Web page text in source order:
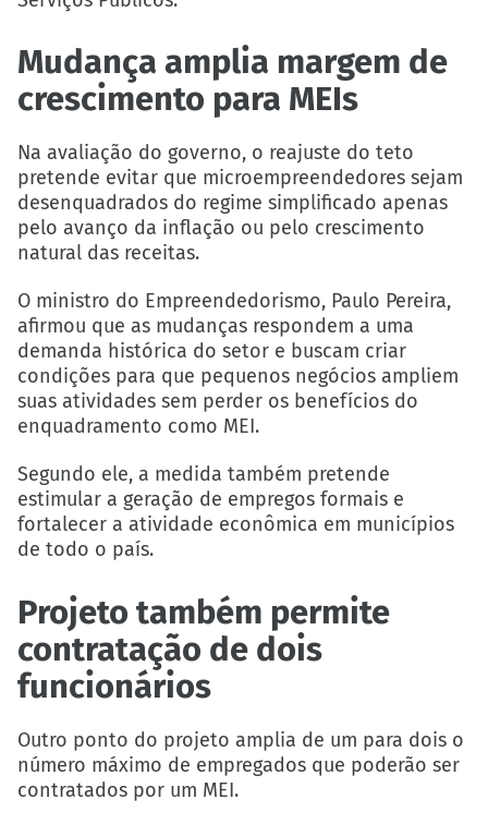
Mudança amplia margem de
crescimento para MEIs
Na avaliação do governo, o reajuste do teto
pretende evitar que microempreendedores sejam
desenquadrados do regime simplificado apenas
pelo avanço da inflação ou pelo crescimento
natural das receitas.
O ministro do Empreendedorismo, Paulo Pereira,
afirmou que as mudanças respondem a uma
demanda histórica do setor e buscam criar
condições para que pequenos negócios ampliem
suas atividades sem perder os benefícios do
enquadramento como MEI.
Segundo ele, a medida também pretende
estimular a geração de empregos formais e
fortalecer a atividade econômica em municípios
de todo o país.
Projeto também permite
contratação de dois
funcionários
Outro ponto do projeto amplia de um para dois o
número máximo de empregados que poderão ser
contratados por um MEI.